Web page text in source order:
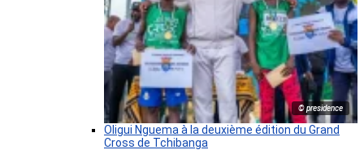
© presidence
Oligui Nguema à la deuxième édition du Grand
Cross de Tchibanga